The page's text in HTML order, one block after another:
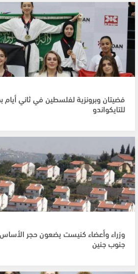
فضيتان وبرونزية لفلسطين في ثاني أيام
للتايكواندو
وزراء وأعضاء كنيست يضعون حجر
جنوب جنين